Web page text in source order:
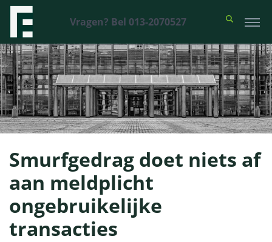
Vragen? Bel 013-2070527
Smurfgedrag doet niets af
aan meldplicht
ongebruikelijke
transacties